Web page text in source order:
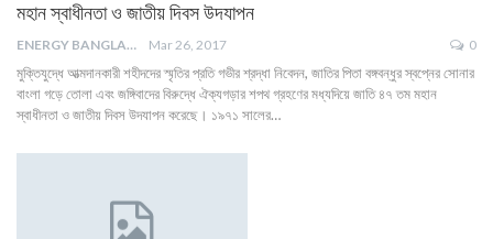
মহান স্বাধীনতা ও জাতীয় দিবস উদযাপন
ENERGY BANGLA Mar 26, 2017 0
মুক্তিযুদ্ধে আত্মদানকারী শহীদদের স্মৃতির প্রতি গভীর শ্রদ্ধা নিবেদন, জাতির পিতা বঙ্গবন্ধুর স্বপ্নের সোনার
বাংলা গড়ে তোলা এবং জঙ্গিবাদের বিরুদ্ধে ঐক্যগড়ার শপথ গ্রহণের মধ্যদিয়ে জাতি ৪৭ তম মহান
স্বাধীনতা ও জাতীয় দিবস উদযাপন করেছে। ১৯৭১ সালের…